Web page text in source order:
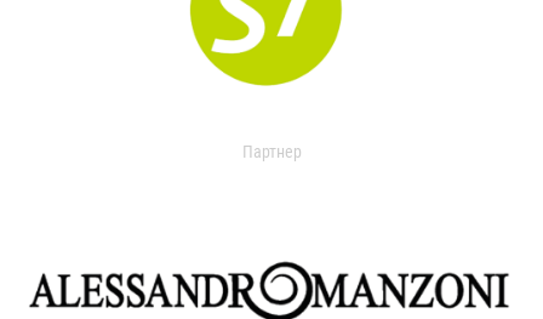
Партнер